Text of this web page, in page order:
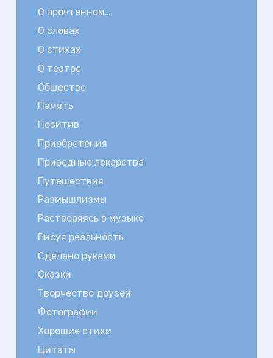
О прочтенном…
О словах
О стихах
О театре
Общество
Память
Позитив
Приобретения
Природные лекарства
Путешествия
Размышлизмы
Растворяясь в музыке
Рисуя реальность
Сделано руками
Сказки
Творчество друзей
Фотографии
Хорошие стихи
Цитаты